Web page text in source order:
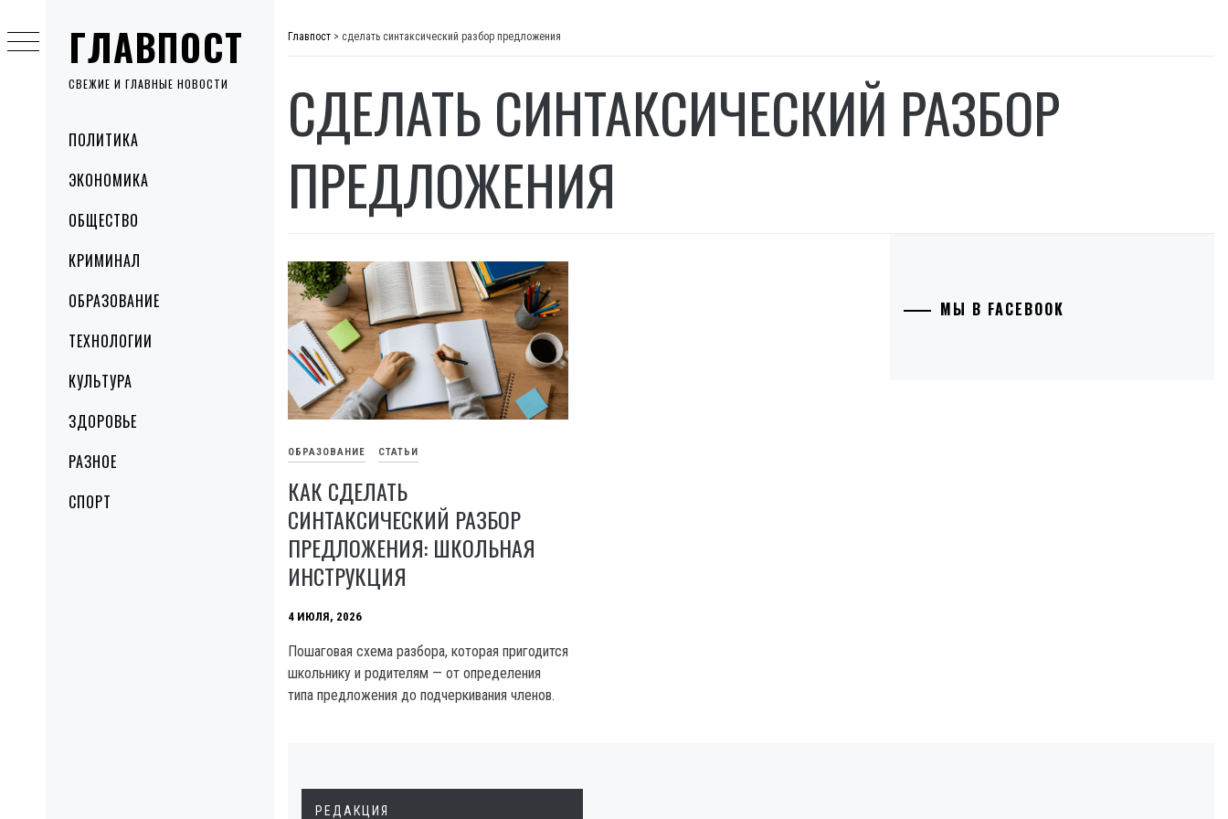
ГЛАВПОСТ
СВЕЖИЕ И ГЛАВНЫЕ НОВОСТИ
MenuПОЛИТИКА
ЭКОНОМИКА
ОБЩЕСТВО
КРИМИНАЛ
ОБРАЗОВАНИЕ
ТЕХНОЛОГИИ
КУЛЬТУРА
ЗДОРОВЬЕ
РАЗНОЕ
СПОРТ
to
content
Главпост > сделать синтаксический разбор предложения
СДЕЛАТЬ СИНТАКСИЧЕСКИЙ РАЗБОР
ПРЕДЛОЖЕНИЯ
ОБРАЗОВАНИЕ СТАТЬИ
КАК СДЕЛАТЬ
СИНТАКСИЧЕСКИЙ РАЗБОР
ПРЕДЛОЖЕНИЯ: ШКОЛЬНАЯ
ИНСТРУКЦИЯ
4 ИЮЛЯ, 2026
Пошаговая схема разбора, которая пригодится
школьнику и родителям — от определения
типа предложения до подчеркивания членов.
МЫ В FACEBOOK
РЕДАКЦИЯ